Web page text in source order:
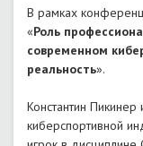
В рамках
«Роль
современном
реальность».
Константин
киберспортивной